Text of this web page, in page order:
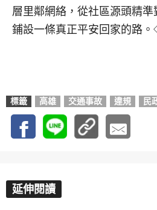
層里鄰網絡，從社區源頭精
鋪設一條真正平安回家的路
標籤 高雄 交通事故 違規 民
延伸閱讀